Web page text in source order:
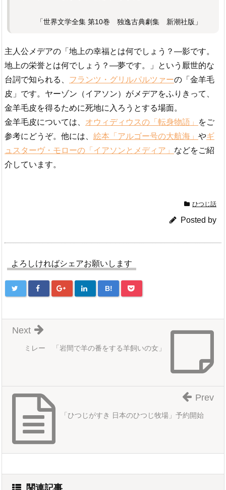
「世界文学全集 第10巻 独逸古典劇集 新潮社版」
主人公メデアの「地上の幸福とは何でしょう？―影です。
地上の栄誉とは何でしょう？―夢です。」という厭世的な
台詞で知られる、 フランツ・グリルパルツァーの「金羊毛
皮」です。ヤーゾン（イアソン）がメデアをふりきって、
金羊毛皮を得るために死地に入ろうとする場面。
金羊毛皮については、 オウィディウスの「転身物語」
をご
参考にどうぞ。他には、 絵本「アルゴー号の大航海」 やギ
ュスターヴ・モローの「イアソンとメディア」 などをご紹
介しています。
ひつじ話
Posted by
よろしければシェアお願いします
B!
ミレー 「岩間で羊の番をする羊飼いの女」
Next
「ひつじがすき 日本のひつじ牧場」予約開始
Prev
関連記事